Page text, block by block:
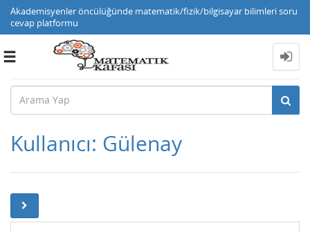
Akademisyenler öncülüğünde matematik/fizik/bilgisayar bilimleri soru
cevap platformu
Toggle
Kullanıcı: Gülenay